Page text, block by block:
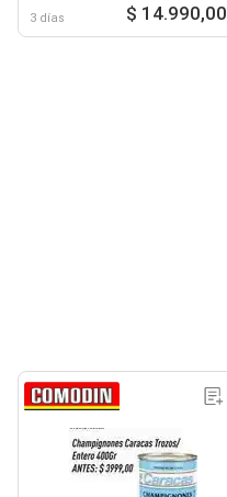
3 días $ 14.990,00